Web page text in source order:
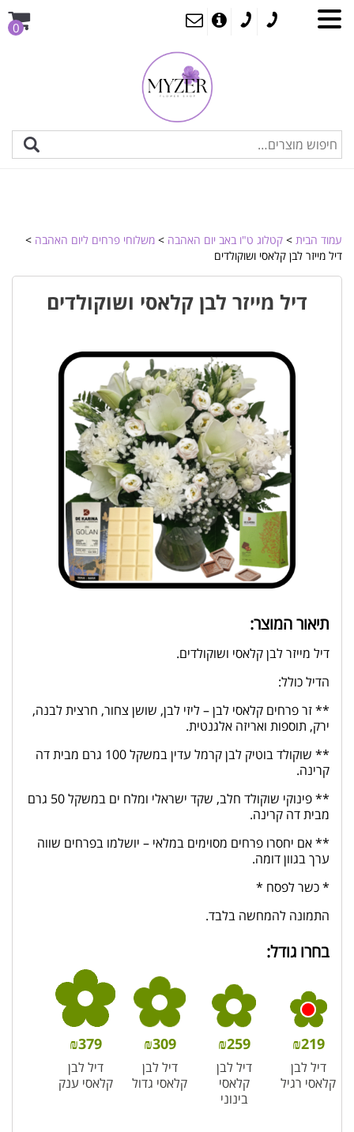
0
עמוד הבית > קטלוג ט"ו באב יום האהבה > משלוחי פרחים ליום האהבה >
דיל מייזר לבן קלאסי ושוקולדים
דיל מייזר לבן קלאסי ושוקולדים
תיאור המוצר:
דיל מייזר לבן קלאסי ושוקולדים.
הדיל כולל:
** זר פרחים קלאסי לבן – ליזי לבן, שושן צחור, חרצית לבנה,
ירק, תוספות ואריזה אלגנטית.
** שוקולד בוטיק לבן קרמל עדין במשקל 100 גרם מבית דה
קרינה.
** פינוקי שוקולד חלב, שקד ישראלי ומלח ים במשקל 50 גרם
מבית דה קרינה.
** אם יחסרו פרחים מסוימים במלאי – יושלמו בפרחים שווה
ערך בגוון דומה.
* כשר לפסח *
התמונה להמחשה בלבד.
בחרו גודל:
₪219
דיל לבן
קלאסי רגיל
₪259
דיל לבן
קלאסי
בינוני
₪309
דיל לבן
קלאסי גדול
₪379
דיל לבן
קלאסי ענק